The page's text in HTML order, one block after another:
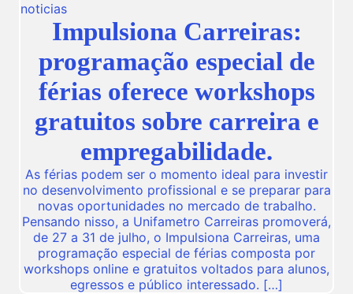
noticias
Impulsiona Carreiras:
programação especial de
férias oferece workshops
gratuitos sobre carreira e
empregabilidade.
As férias podem ser o momento ideal para investir
no desenvolvimento profissional e se preparar para
novas oportunidades no mercado de trabalho.
Pensando nisso, a Unifametro Carreiras promoverá,
de 27 a 31 de julho, o Impulsiona Carreiras, uma
programação especial de férias composta por
workshops online e gratuitos voltados para alunos,
egressos e público interessado. […]